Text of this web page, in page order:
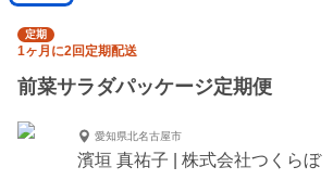
定期
1ヶ月に2回定期配送
前菜サラダパッケージ定期便
愛知県北名古屋市
濱垣 真祐子 | 株式会社つくらぼ